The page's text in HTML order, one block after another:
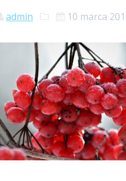
admin 10 marca